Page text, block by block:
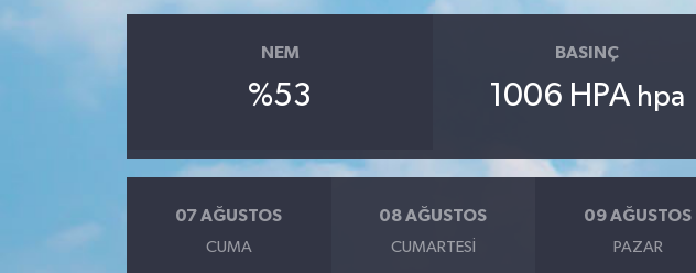
NEM
%53
BASINÇ
1006 HPA hpa
07 AĞUSTOS
CUMA
08 AĞUSTOS
CUMARTESI
09 AĞUSTOS
PAZAR